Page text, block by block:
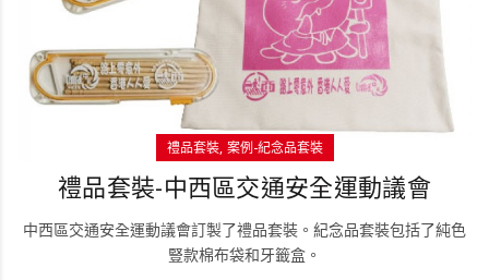
禮品套裝 案例-紀念品套裝
禮品套裝-中西區交通安全運動議會
中西區交通安全運動議會訂製了禮品套裝。紀念品套裝包括了純色
豎款棉布袋和牙籤盒。